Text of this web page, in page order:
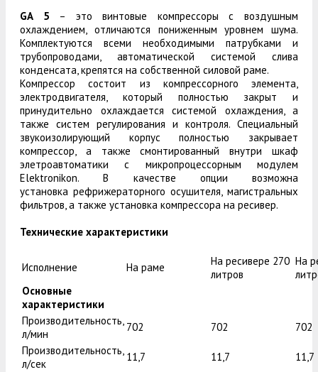
GA 5 – это винтовые компрессоры с воздушным
охлаждением, отличаются пониженным уровнем шума.
Комплектуются всеми необходимыми патрубками и
трубопроводами, автоматической системой слива
конденсата, крепятся на собственной силовой раме.
Компрессор состоит из компрессорного элемента,
электродвигателя, который полностью закрыт и
принудительно охлаждается системой охлаждения, а
также систем регулирования и контроля. Специальный
звукоизолирующий корпус полностью закрывает
компрессор, а также смонтированный внутри шкаф
элетроавтоматики с микропроцессорным модулем
Elektronikon. В качестве опции возможна
установка рефрижераторного осушителя, магистральных
фильтров, а также установка компрессора на ресивер.
Технические характеристики
Исполнение На раме
На ресивере 270
литров
На
Основные
характеристики
Производительность,
л/мин
702 702
702
Производительность,
л/сек
11,7 11,7
11,7